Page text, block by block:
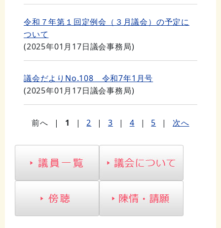
令和７年第１回定例会（３月議会）の予定に
ついて
(2025年01月17日議会事務局)
議会だよりNo.108 令和7年1月号
(2025年01月17日議会事務局)
前へ | 1 | 2 | 3 | 4 | 5 | 次へ